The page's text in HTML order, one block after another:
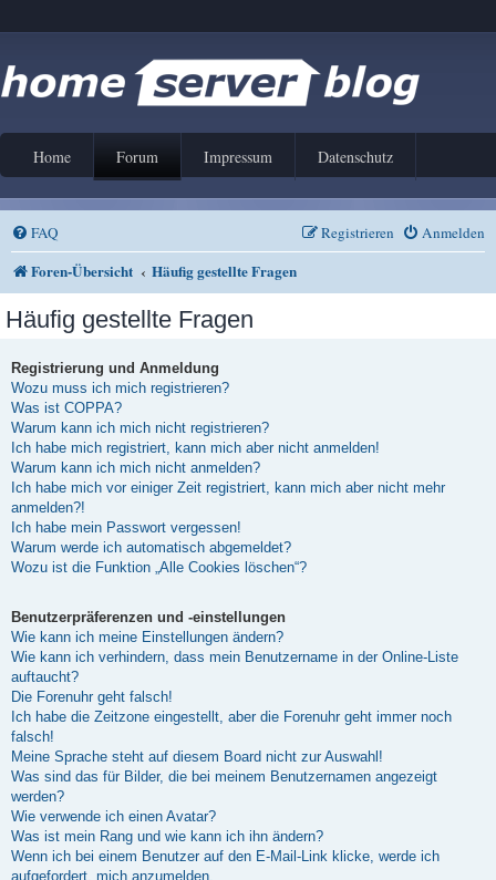
Home Forum Impressum Datenschutz
FAQ Anmelden
Registrieren
Foren-Übersicht Häufig gestellte Fragen
Häufig gestellte Fragen
Registrierung und Anmeldung
Wozu muss ich mich registrieren?
Was ist COPPA?
Warum kann ich mich nicht registrieren?
Ich habe mich registriert, kann mich aber nicht anmelden!
Warum kann ich mich nicht anmelden?
Ich habe mich vor einiger Zeit registriert, kann mich aber nicht mehr
anmelden?!
Ich habe mein Passwort vergessen!
Warum werde ich automatisch abgemeldet?
Wozu ist die Funktion „Alle Cookies löschen“?
Benutzerpräferenzen und -einstellungen
Wie kann ich meine Einstellungen ändern?
Wie kann ich verhindern, dass mein Benutzername in der Online-Liste
auftaucht?
Die Forenuhr geht falsch!
Ich habe die Zeitzone eingestellt, aber die Forenuhr geht immer noch
falsch!
Meine Sprache steht auf diesem Board nicht zur Auswahl!
Was sind das für Bilder, die bei meinem Benutzernamen angezeigt
werden?
Wie verwende ich einen Avatar?
Was ist mein Rang und wie kann ich ihn ändern?
Wenn ich bei einem Benutzer auf den E-Mail-Link klicke, werde ich
aufgefordert, mich anzumelden.